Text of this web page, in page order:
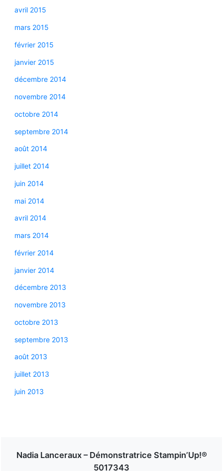
avril 2015
mars 2015
février 2015
janvier 2015
décembre 2014
novembre 2014
octobre 2014
septembre 2014
août 2014
juillet 2014
juin 2014
mai 2014
avril 2014
mars 2014
février 2014
janvier 2014
décembre 2013
novembre 2013
octobre 2013
septembre 2013
août 2013
juillet 2013
juin 2013
Nadia Lanceraux – Démonstratrice Stampin’Up!®
5017343